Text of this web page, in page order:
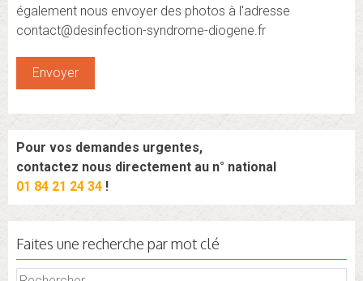
également nous envoyer des photos à l'adresse
contact@desinfection-syndrome-diogene.fr
Pour vos demandes urgentes,
contactez nous directement au n° national
01 84 21 24 34 !
Faites une recherche par mot clé
Rechercher :